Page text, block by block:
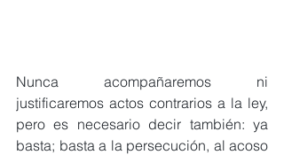
Nunca acompañaremos ni
justificaremos actos contrarios a la ley,
pero es necesario decir también: ya
basta; basta a la persecución, al acoso